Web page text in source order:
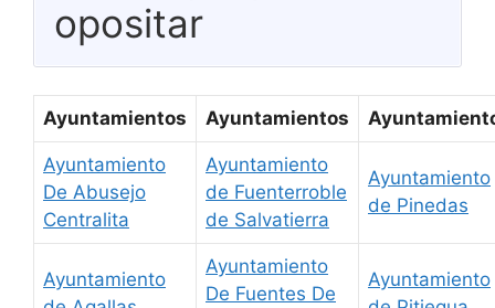
opositar
Ayuntamientos Ayuntamientos
Ayuntamiento
De Abusejo
Centralita
Ayuntamiento
de Fuenterroble
de Salvatierra
Ayuntamiento
de Pinedas
Ayuntamiento
Ayuntamiento
De Fuentes De
Ayuntamiento